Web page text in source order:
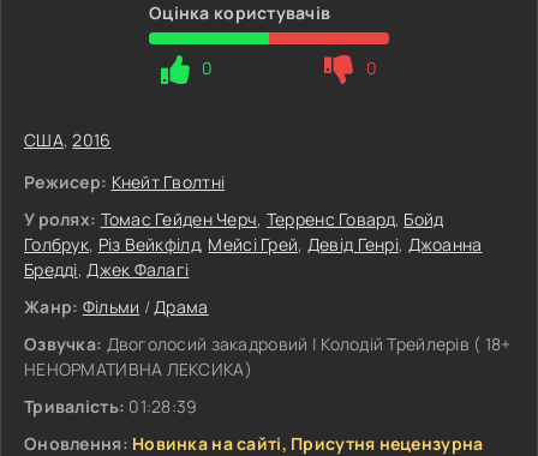
Оцінка користувачів
0 0
США,2016
Режисер: Кнейт Гволтні
У ролях: Томас Гейден Черч, Терренс Говард, Бойд
Голбрук, Різ Вейкфілд, Мейсі Грей, Девід Генрі, Джоанна
Бредді,Джек Фалагі
Жанр: Фільми /Драма
Озвучка: Двоголосий закадровий | Колодій Трейлерів ( 18+
НЕНОРМАТИВНА ЛЕКСИКА)
Тривалість: 01:28:39
Оновлення: Новинка на сайті, Присутня нецензурна